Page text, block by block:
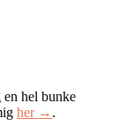
hel bunke
her → .